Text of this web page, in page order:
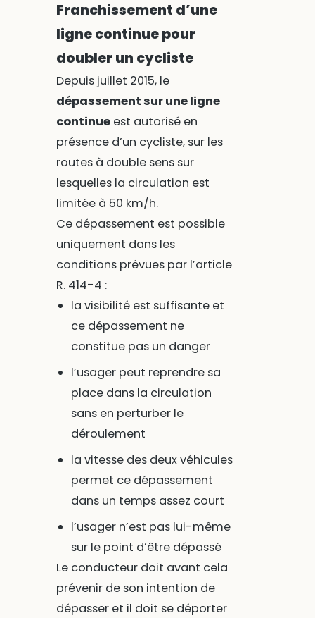
Franchissement d’une
ligne continue pour
doubler un cycliste
Depuis juillet 2015, le
dépassement sur une ligne
continueest autorisé en
présence d’un cycliste, sur les
routes à double sens sur
lesquelles la circulation est
limitée à 50 km/h.
Ce dépassement est possible
uniquement dans les
conditions prévues par l’article
R. 414-4 :
la visibilité est suffisante et
ce dépassement ne
constitue pas un danger
l’usager peut reprendre sa
place dans la circulation
sans en perturber le
déroulement
la vitesse des deux véhicules
permet ce dépassement
dans un temps assez court
l’usager n’est pas lui-même
sur le point d’être dépassé
Le conducteur doit avant cela
prévenir de son intention de
dépasser et il doit se déporter